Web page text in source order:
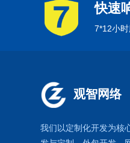
快速
7*12小
观智网络
我们以定制化开发为核